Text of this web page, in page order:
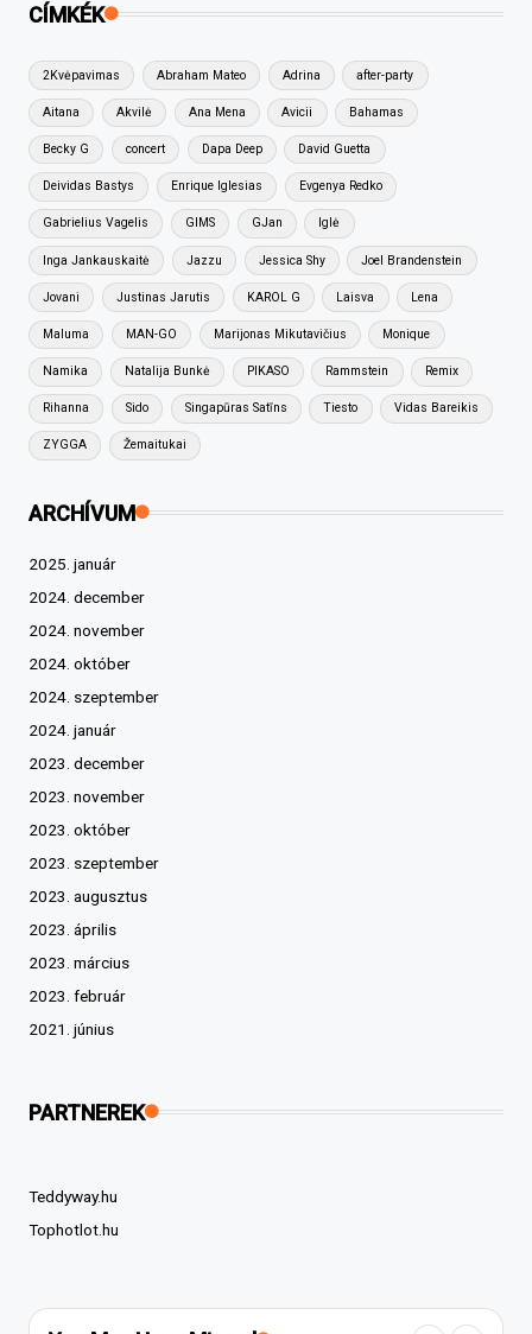
CÍMKÉK
2Kvėpavimas Abraham Mateo Adrina after-party
Aitana Akvilė Ana Mena Avicii Bahamas
Becky G concert Dapa Deep David Guetta
Deividas Bastys Enrique Iglesias Evgenya Redko
Gabrielius Vagelis GIMS GJan Iglė
Inga Jankauskaitė Jazzu Jessica Shy Joel Brandenstein
Jovani Justinas Jarutis KAROL G Laisva Lena
Maluma MAN-GO Marijonas Mikutavičius Monique
Namika Natalija Bunkė PIKASO Rammstein Remix
Rihanna Sido Singapūras Satīns Tiesto Vidas Bareikis
ZYGGA Žemaitukai
ARCHÍVUM
2025. január
2024. december
2024. november
2024. október
2024. szeptember
2024. január
2023. december
2023. november
2023. október
2023. szeptember
2023. augusztus
2023. április
2023. március
2023. február
2021. június
PARTNEREK
Teddyway.hu
Tophotlot.hu